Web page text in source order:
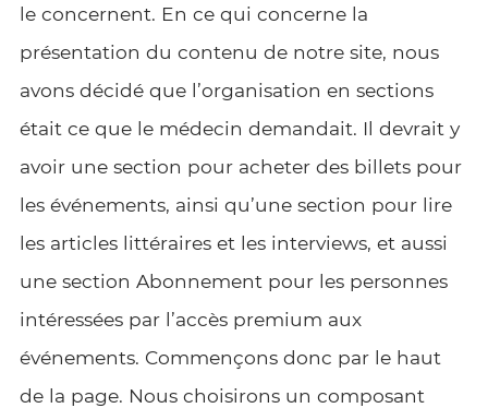
le concernent. En ce qui concerne la
présentation du contenu de notre site, nous
avons décidé que l’organisation en sections
était ce que le médecin demandait. Il devrait y
avoir une section pour acheter des billets pour
les événements, ainsi qu’une section pour lire
les articles littéraires et les interviews, et aussi
une section Abonnement pour les personnes
intéressées par l’accès premium aux
événements. Commençons donc par le haut
de la page. Nous choisirons un composant